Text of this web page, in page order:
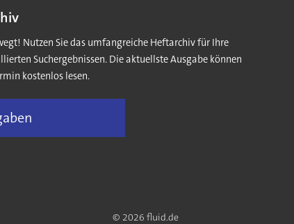
Nutzen Sie das umfangreiche Heftarchiv für Ihre
Suchergebnissen. Die aktuellste Ausgabe können
kostenlos lesen.
© 2026 fluid.de